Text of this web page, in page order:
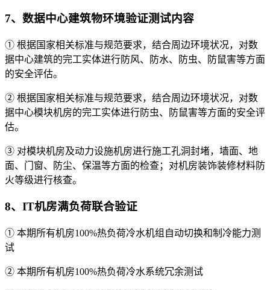
7、数据中心建筑物环境验证测试内容
① 根据国家相关标准与规范要求，结合周边环境状况，对数
据中心建筑的完工实体进行防风、防水、防虫、防鼠害等方面
的安全评估。
② 根据国家相关标准与规范要求，结合周边环境状况，对数
据中心模块机房的完工实体进行防虫、防鼠害等方面的安全评
估。
③ 对模块机房及动力设施机房进行施工孔洞封堵，墙面、地
面、门窗、防尘、保温等方面的检查；对机房装饰装修材料防
火等级进行核查。
8、IT机房满负荷联合验证
① 本期所有机房100%热负荷冷水机组自动切换和制冷能力测
试
② 本期所有机房100%热负荷冷水系统冗余测试